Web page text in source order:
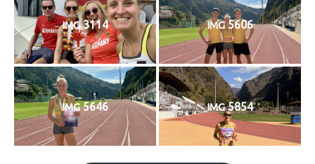
IMG3114 IMG5606
IMG5646 IMG5854